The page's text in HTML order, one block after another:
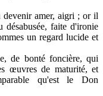
amer, aigri ; or il
désabusée, faite d'ironie
un regard lucide et
de bonté foncière, qui
œuvres de maturité, et
qu'est le Don